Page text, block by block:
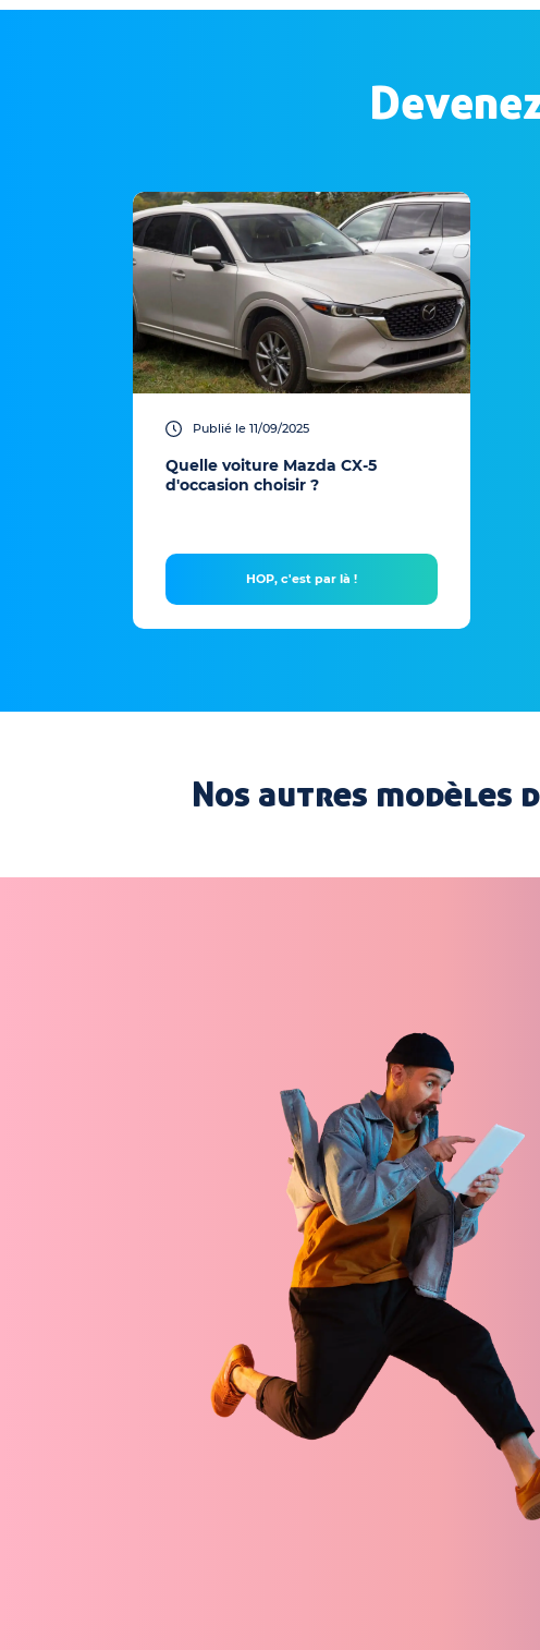
Publié le 11/09/2025
Quelle voiture Mazda CX-5
d'occasion choisir ?
HOP, c'est par là !
Nos autres modèles